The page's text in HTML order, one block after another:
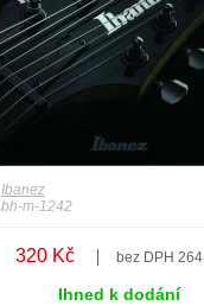
Ibanez
bh-m-1242
320 Kč bez DPH
Ihned k dodání